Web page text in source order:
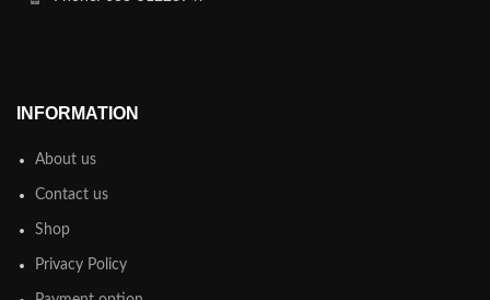
INFORMATION
About us
Contact us
Shop
Privacy Policy